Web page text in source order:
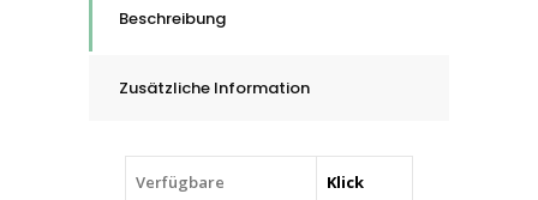
1'000mm
Beschreibung
Zusätzliche Information
Verfügbare
Klick